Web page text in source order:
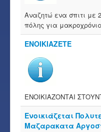
Αναζητώ ενα σπιτι με
πόλης για
ΕΝΟΙΚΙΑΖΕΤΕ
ΕΝΟΙΚΙΑΖΟΝΤΑΙ
Ενοικιάζεται
Μαζαρακατα